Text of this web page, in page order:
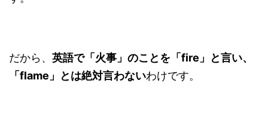
だから、 英語で「火事」のことを「fire」と言い、
「flame」とは絶対言わないわけです。